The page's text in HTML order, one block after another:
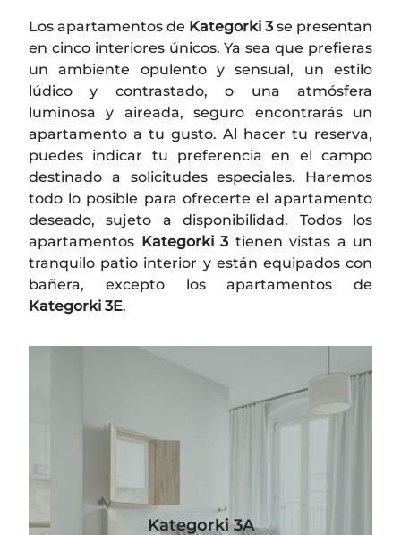
Los apartamentos de Kategorki 3 se presentan
en cinco interiores únicos. Ya sea que prefieras
un ambiente opulento y sensual, un estilo
lúdico y contrastado, o una atmósfera
luminosa y aireada, seguro encontrarás un
apartamento a tu gusto. Al hacer tu reserva,
puedes indicar tu preferencia en el campo
destinado a solicitudes especiales. Haremos
todo lo posible para ofrecerte el apartamento
deseado, sujeto a disponibilidad. Todos los
apartamentos Kategorki 3 tienen vistas a un
tranquilo patio interior y están equipados con
bañera, excepto los apartamentos de
Kategorki 3E.
Kategorki 3A